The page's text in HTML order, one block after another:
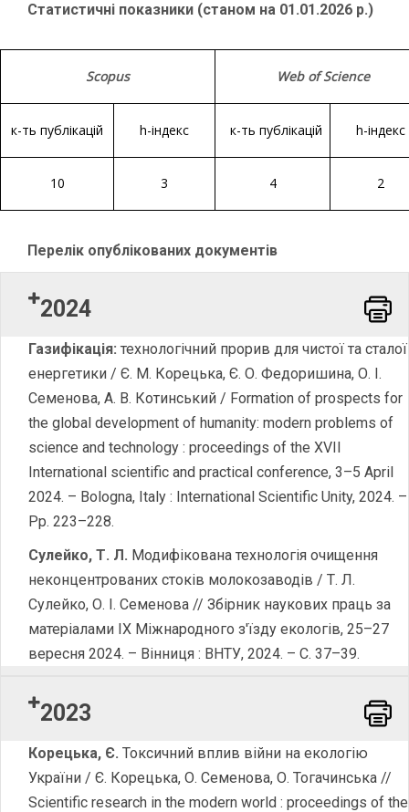
Статистичні показники (станом на 01.01.2026 р.)
Scopus Web of Science
к-ть публікацій h-індекс к-ть публікацій h-індекс
10 3 4 2
Перелік опублікованих документів
2024 Word
Газифікація: технологічний прорив для чистої та сталої
енергетики / Є. М. Корецька, Є. О. Федоришина, О. І.
Семенова, А. В. Котинський / Formation of prospects for
the global development of humanity: modern problems of
science and technology : proceedings of the XVІІ
International scientific and practical conference, 3–5 April
2024. – Bologna, Italy : International Scientific Unity, 2024. –
Pp. 223–228.
Сулейко, Т. Л. Модифікована технологія очищення
неконцентрованих стоків молокозаводів / Т. Л.
Сулейко, О. І. Семенова // Збірник наукових праць за
матеріалами IX Міжнародного з'їзду екологів, 25–27
вересня 2024. – Вінниця : ВНТУ, 2024. – С. 37–39.
2023 Word
Корецька, Є. Токсичний вплив війни на екологію
України / Є. Корецька, О. Семенова, О. Тогачинська //
Scientific research in the modern world : proceedings of the